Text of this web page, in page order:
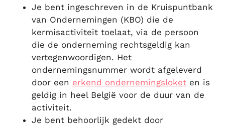
Je bent ingeschreven in de Kruispuntbank
van Ondernemingen (KBO) die de
kermisactiviteit toelaat, via de persoon
die de onderneming rechtsgeldig kan
vertegenwoordigen. Het
ondernemingsnummer wordt afgeleverd
door een erkend ondernemingsloket en is
geldig in heel België voor de duur van de
activiteit.
Je bent behoorlijk gedekt door